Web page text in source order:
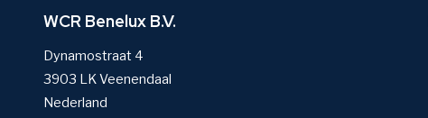
WCR Benelux B.V.
Dynamostraat 4
3903 LK Veenendaal
Nederland